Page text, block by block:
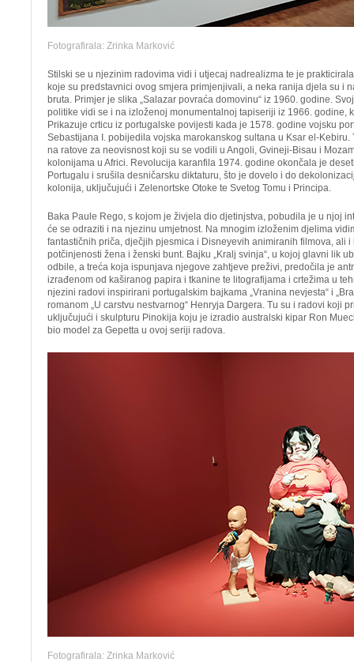
Fotografirala: Zrinka Marković
Stilski se u njezinim radovima vidi i utjecaj nadrealizma te je
koje su predstavnici ovog smjera primjenjivali, a neka ranija djela su i
bruta. Primjer je slika „Salazar povraća domovinu“ iz 1960. godine.
politike vidi se i na izloženoj monumentalnoj tapiseriji iz 1966. godine,
Prikazuje crticu iz portugalske povijesti kada je 1578. godine vojsku
Sebastijana I. pobijedila vojska marokanskog sultana u Ksar el-Kebiru.
na ratove za neovisnost koji su se vodili u Angoli, Gvineji-Bisau i
kolonijama u Africi. Revolucija karanfila 1974. godine okončala je
Portugalu i srušila desničarsku diktaturu, što je dovelo i do
kolonija, uključujući i Zelenortske Otoke te Svetog Tomu i Principa.
Baka Paule Rego, s kojom je živjela dio djetinjstva, pobudila je u njoj
će se odraziti i na njezinu umjetnost. Na mnogim izloženim djelima
fantastičnih priča, dječjih pjesmica i Disneyevih animiranih filmova, ali i
potčinjenosti žena i ženski bunt. Bajku „Kralj svinja“, u kojoj glavni lik
odbile, a treća koja ispunjava njegove zahtjeve preživi, predočila je
izrađenom od kaširanog papira i tkanine te litografijama i crtežima u
njezini radovi inspirirani portugalskim bajkama „Vranina nevjesta“ i
romanom „U carstvu nestvarnog“ Henryja Dargera. Tu su i radovi koji
uključujući i skulpturu Pinokija koju je izradio australski kipar Ron
bio model za Gepetta u ovoj seriji radova.
Fotografirala: Zrinka Marković